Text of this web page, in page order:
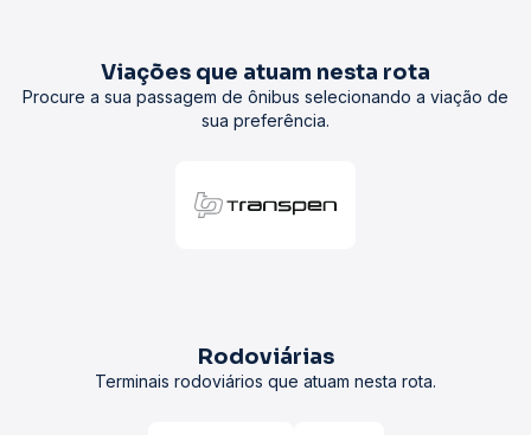
Viações que atuam nesta rota
Procure a sua passagem de ônibus selecionando a viação de
sua preferência.
Rodoviárias
Terminais rodoviários que atuam nesta rota.